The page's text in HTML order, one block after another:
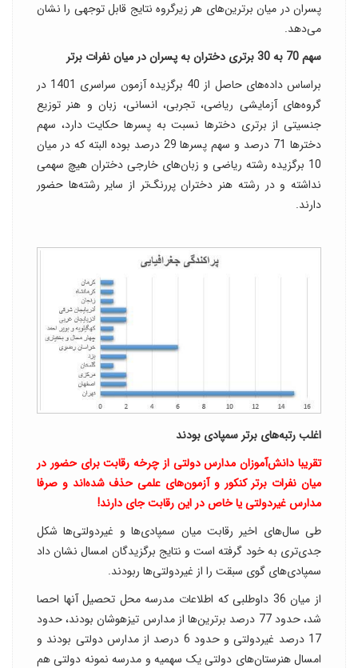
پسران در میان برترین‌های هر زیرگروه نتایج قابل توجهی را نشان
می‌دهد.
سهم 70 به 30 برتری دختران به پسران در میان نفرات برتر
براساس داده‌های حاصل از 40 برگزیده آزمون سراسری 1401 در
گروه‌های آزمایشی ریاضی، تجربی، انسانی، زبان و هنر توزیع
جنسیتی از برتری دخترها نسبت به پسرها حکایت دارد، سهم
دخترها 71 درصد و سهم پسرها 29 درصد بوده البته که در میان
10 برگزیده رشته ریاضی و زبان‌های خارجی دختران هیچ سهمی
نداشته و در رشته هنر دختران پررنگ‌تر از سایر رشته‌ها حضور
دارند.
اغلب رتبه‌های برتر سمپادی بودند
تقریبا دانش‌آموزان مدارس دولتی از چرخه رقابت برای حضور در
میان نفرات برتر کنکور و آزمون‌های علمی حذف شده‌اند و صرفا
مدارس غیردولتی یا خاص در این رقابت جای دارند!
طی سال‌های اخیر رقابت میان سمپادی‌ها و غیردولتی‌ها شکل
جدی‌تری به خود گرفته است و نتایج برگزیدگان امسال نشان داد
سمپادی‌های گوی سبقت را از غیردولتی‌ها ربودند.
از میان 36 داوطلبی که اطلاعات مدرسه محل تحصیل آنها احصا
شد، حدود 77 درصد برترین‌ها از مدارس تیزهوشان بودند، حدود
17 درصد غیردولتی و حدود 6 درصد از مدارس دولتی بودند و
امسال هنرستان‌های دولتی یک سهمیه و مدرسه نمونه دولتی هم